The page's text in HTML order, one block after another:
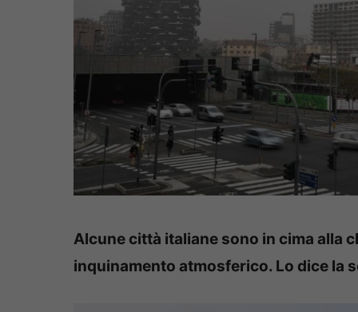
Alcune città italiane sono in cima alla
inquinamento atmosferico. Lo dice la